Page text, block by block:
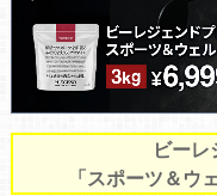
ビー
「スポーツ＆ウ